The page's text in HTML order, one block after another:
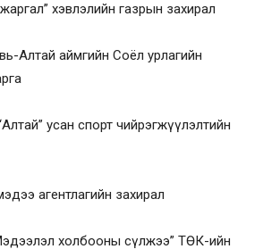
хэвлэлийн газрын захирал
Алтай аймгийн Соёл урлагийн
усан спорт чийрэгжүүлэлтийн
агентлагийн захирал
холбооны сүлжээ” ТӨК-ийн